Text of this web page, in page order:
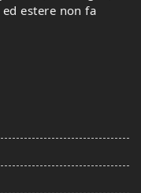
estere non fa